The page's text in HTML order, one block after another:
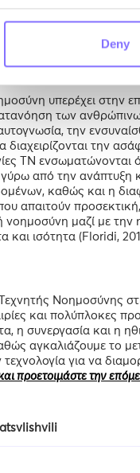
Deny
υψίστης
φιλτράρουν και
για Ηθική
υπερέχει στην
των
την
διαχειρίζονται την
ΤΝ ενσωματώνονται
από την ανάπτυξη
καθώς και η
απαιτούν
νοημοσύνη μαζί με την
και ισότητα (Floridi,
Νοημοσύνης
και πολύπλοκες
η συνεργασία και η
αγκαλιάζουμε το
τεχνολογία για να
προετοιμάστε την